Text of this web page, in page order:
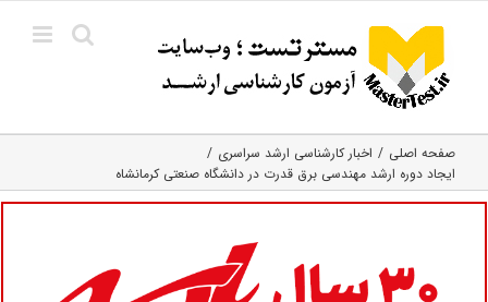
content
صفحه اصلی
اخبار کارشناسی ارشد سراسری
ایجاد دوره ارشد مهندسی برق‌ قدرت در دانشگاه صنعتی کرمانشاه